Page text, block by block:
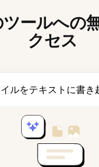
ールへの
クセス
ルをテキストに書き